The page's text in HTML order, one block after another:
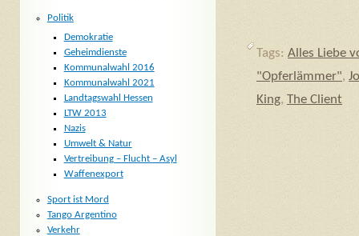
Tags: Alles Liebe
"Opferlämmer",
King, The Client
Politik
Demokratie
Geheimdienste
Kommunalwahl 2016
Kommunalwahl 2021
Landtagswahl Hessen
LTW 2013
Nazis
Umwelt & Natur
Vertreibung – Flucht – Asyl
Waffenexport
Sport ist Mord
Tango Argentino
Verkehr